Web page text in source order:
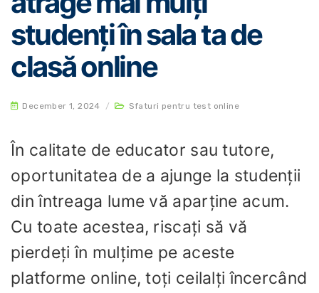
studenți în sala ta de
clasă online
December 1, 2024 / Sfaturi pentru test online
În calitate de educator sau tutore,
oportunitatea de a ajunge la studenții
din întreaga lume vă aparține acum.
Cu toate acestea, riscați să vă
pierdeți în mulțime pe aceste
platforme online, toți ceilalți încercând